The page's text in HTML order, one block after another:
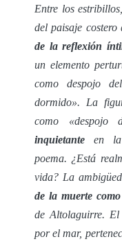
Entre los
del paisaje
de la reflexión
un elemento
como despojo
dormido». La
como «despojo
inquietante en la
poema. ¿Está
vida? La
de la muerte
de Altolaguirre.
por el mar,